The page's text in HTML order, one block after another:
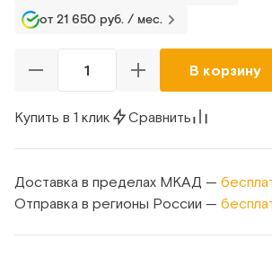
от 21 650 руб. / мес.
В корзину
Купить в 1 клик Сравнить
Доставка в пределах МКАД —
Отправка в регионы России —